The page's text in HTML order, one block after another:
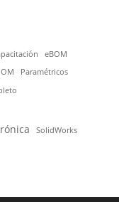
eBOM
Paramétricos
SolidWorks